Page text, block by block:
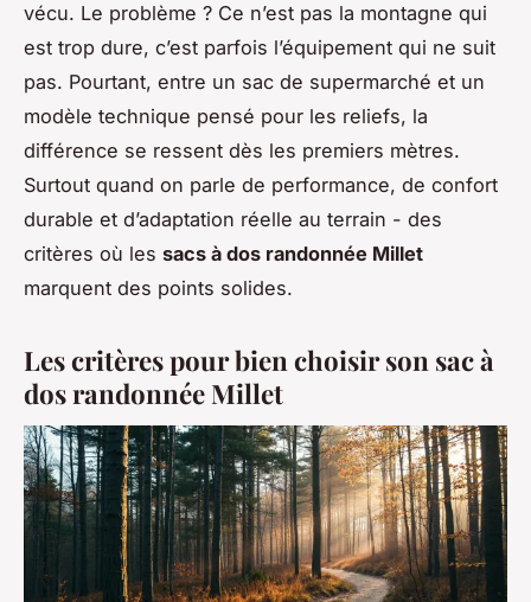
vécu. Le problème ? Ce n’est pas la montagne qui
est trop dure, c’est parfois l’équipement qui ne suit
pas. Pourtant, entre un sac de supermarché et un
modèle technique pensé pour les reliefs, la
différence se ressent dès les premiers mètres.
Surtout quand on parle de performance, de confort
durable et d’adaptation réelle au terrain - des
critères où les sacs à dos randonnée Millet
marquent des points solides.
Les critères pour bien choisir son sac à
dos randonnée Millet